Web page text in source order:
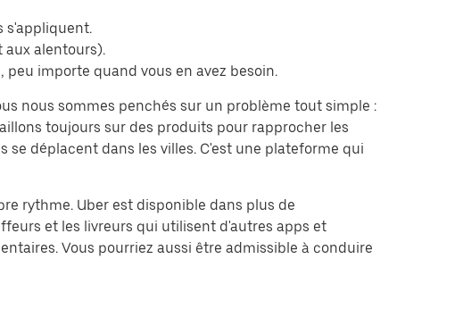
s'appliquent.
aux alentours).
importe quand vous en avez besoin.
nous sommes penchés sur un problème tout simple :
toujours sur des produits pour rapprocher les
déplacent dans les villes. C'est une plateforme qui
rythme. Uber est disponible dans plus de
et les livreurs qui utilisent d'autres apps et
Vous pourriez aussi être admissible à conduire